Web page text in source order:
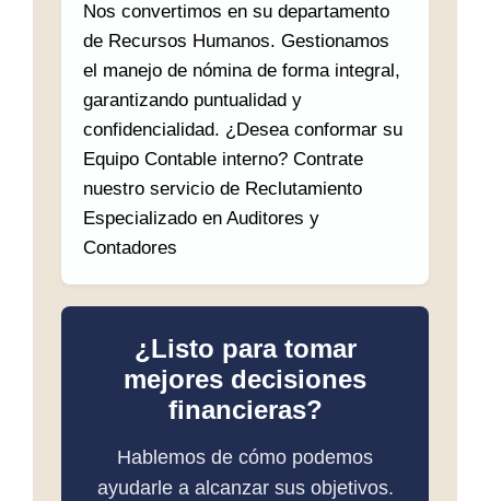
Nos convertimos en su departamento
de Recursos Humanos. Gestionamos
el manejo de nómina de forma integral,
garantizando puntualidad y
confidencialidad. ¿Desea conformar su
Equipo Contable interno? Contrate
nuestro servicio de Reclutamiento
Especializado en Auditores y
Contadores
¿Listo para tomar
mejores decisiones
financieras?
Hablemos de cómo podemos
ayudarle a alcanzar sus objetivos.